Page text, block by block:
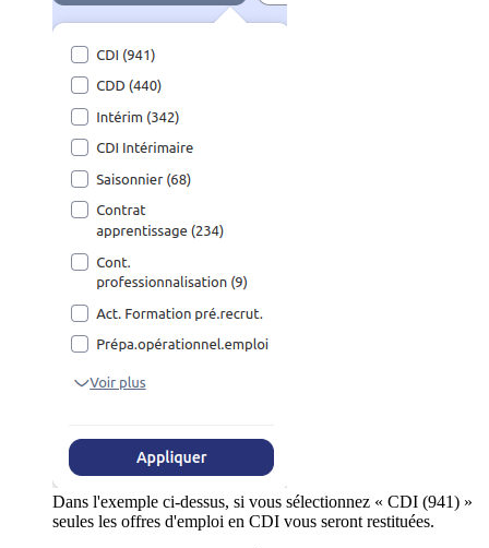
Dans l'exemple ci-dessus, si vous sélectionnez « CDI (941) »
seules les offres d'emploi en CDI vous seront restituées.